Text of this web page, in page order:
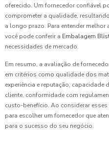
oferecido. Um fornecedor confiável
comprometer a qualidade,
a longo prazo. Para entender
você pode conferir a Embalagem
necessidades de mercado.
Em resumo, a avaliação de
em critérios como qualidade dos
experiência e reputação, capacidade
cliente, conformidade com
custo-benefício. Ao considerar
para escolher um fornecedor que
para o sucesso do seu negócio.